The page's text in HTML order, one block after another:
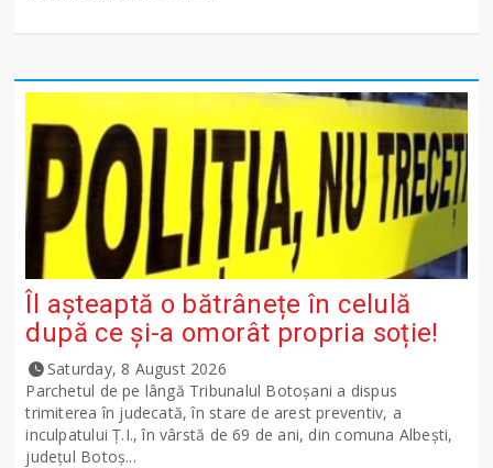
Îl așteaptă o bătrânețe în celulă
după ce și-a omorât propria soție!
Saturday, 8 August 2026
Parchetul de pe lângă Tribunalul Botoşani a dispus
trimiterea în judecată, în stare de arest preventiv, a
inculpatului Ț.I., în vârstă de 69 de ani, din comuna Albești,
județul Botoș...